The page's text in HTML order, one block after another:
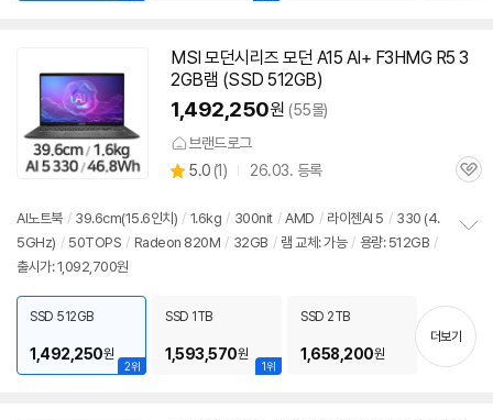
MSI 모던시리즈 모던 A15 AI+ F3HMG R5 3
2GB램 (SSD 512GB)
1,492,250원 (55몰)
브랜드로그
별
5.0 (상
리
뷰
1) 26.03. 등록
관
AI노트북 / 39.6cm(15.6인치) / 1.6kg / 300nit / AMD / 라이젠AI 5 / 330 (4.
5GHz) / 50TOPS / Radeon 820M / 32GB / 램 교체: 가능 / 용량: 512GB /
출시가: 1,092,700원
기
2위
SSD 512GB
1,492,250원
1위
SSD 1TB
1,593,570원
SSD 2TB
1,658,200원
더보기